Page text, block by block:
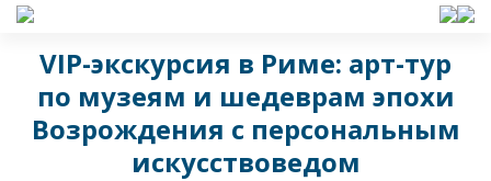
VIP-экскурсия в Риме: арт-тур
по музеям и шедеврам эпохи
Возрождения с персональным
искусствоведом